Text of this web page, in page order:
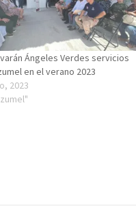
Ángeles Verdes servicios
en el verano 2023
2023